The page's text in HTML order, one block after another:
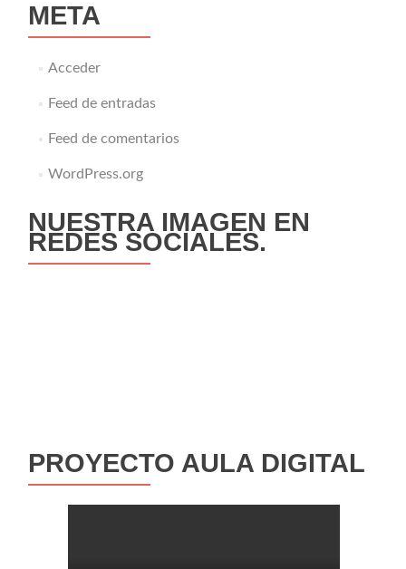
META
Acceder
Feed de entradas
Feed de comentarios
WordPress.org
NUESTRA IMAGEN EN
REDES SOCIALES.
PROYECTO AULA DIGITAL